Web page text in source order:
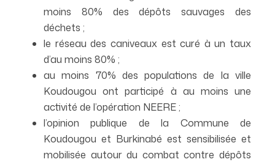
moins 80% des dépôts sauvages des
déchets ;
le réseau des caniveaux est curé à un taux
d’au moins 80% ;
au moins 70% des populations de la ville
Koudougou ont participé à au moins une
activité de l’opération NEERE ;
l’opinion publique de la Commune de
Koudougou et Burkinabé est sensibilisée et
mobilisée autour du combat contre dépôts